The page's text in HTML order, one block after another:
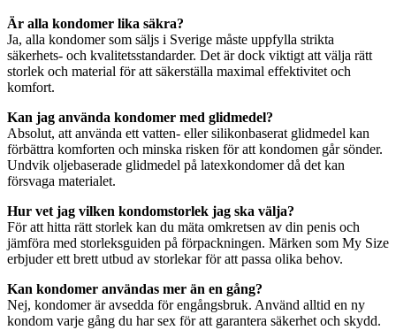
Är alla kondomer lika säkra?
Ja, alla kondomer som säljs i Sverige måste uppfylla strikta
säkerhets- och kvalitetsstandarder. Det är dock viktigt att välja rätt
storlek och material för att säkerställa maximal effektivitet och
komfort.
Kan jag använda kondomer med glidmedel?
Absolut, att använda ett vatten- eller silikonbaserat glidmedel kan
förbättra komforten och minska risken för att kondomen går sönder.
Undvik oljebaserade glidmedel på latexkondomer då det kan
försvaga materialet.
Hur vet jag vilken kondomstorlek jag ska välja?
För att hitta rätt storlek kan du mäta omkretsen av din penis och
jämföra med storleksguiden på förpackningen. Märken som My Size
erbjuder ett brett utbud av storlekar för att passa olika behov.
Kan kondomer användas mer än en gång?
Nej, kondomer är avsedda för engångsbruk. Använd alltid en ny
kondom varje gång du har sex för att garantera säkerhet och skydd.